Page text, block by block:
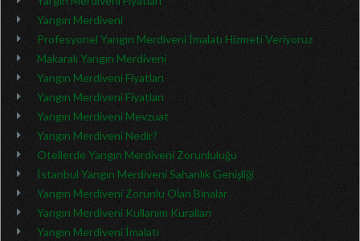
Yangın Merdiveni
Profesyonel Yangın Merdiveni İmalatı Hizmeti Veriyoruz
Makaralı Yangın Merdiveni
Yangın Merdiveni Fiyatları
Yangın Merdiveni Fiyatları
Yangın Merdiveni Mevzuat
Yangın Merdiveni Nedir?
Otellerde Yangın Merdiveni Zorunluluğu
İstanbul Yangın Merdiveni Sahanlık Genişliği
Yangın Merdiveni Zorunlu Olan Binalar
Yangın Merdiveni Kullanım Kuralları
Yangın Merdiveni İmalatı